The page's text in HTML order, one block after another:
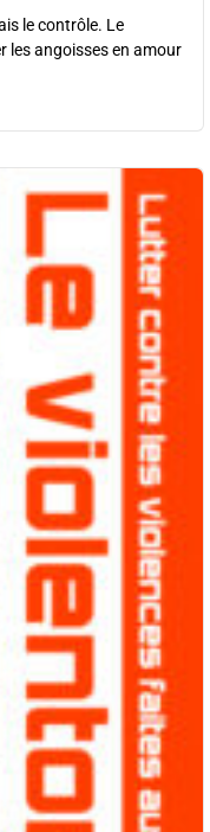
le contrôle. Le
les angoisses en amour